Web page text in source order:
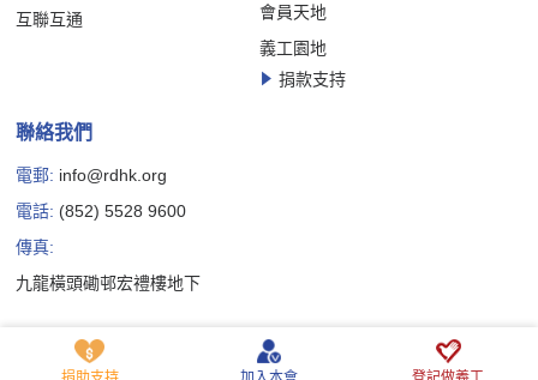
互聯互通
會員天地
義工園地
捐款支持
聯絡我們
電郵: info@rdhk.org
電話: (852) 5528 9600
傳真:
九龍橫頭磡邨宏禮樓地下
Copyright © 香港罕見疾病聯盟有限公司版權所有
私隱政策聲明
Cookie 政策聲明